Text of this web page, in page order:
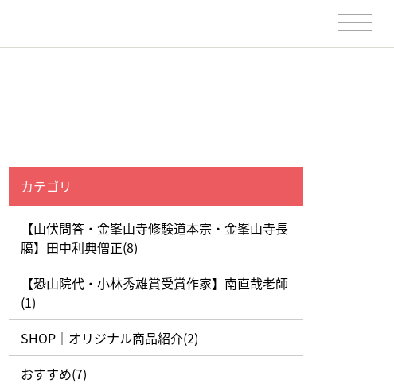
カテゴリ
【山伏問答・金峯山寺修験道本宗・金峯山寺長
臈】田中利典僧正(8)
【恐山院代・小林秀雄賞受賞作家】南直哉老師
(1)
SHOP｜オリジナル商品紹介(2)
おすすめ(7)